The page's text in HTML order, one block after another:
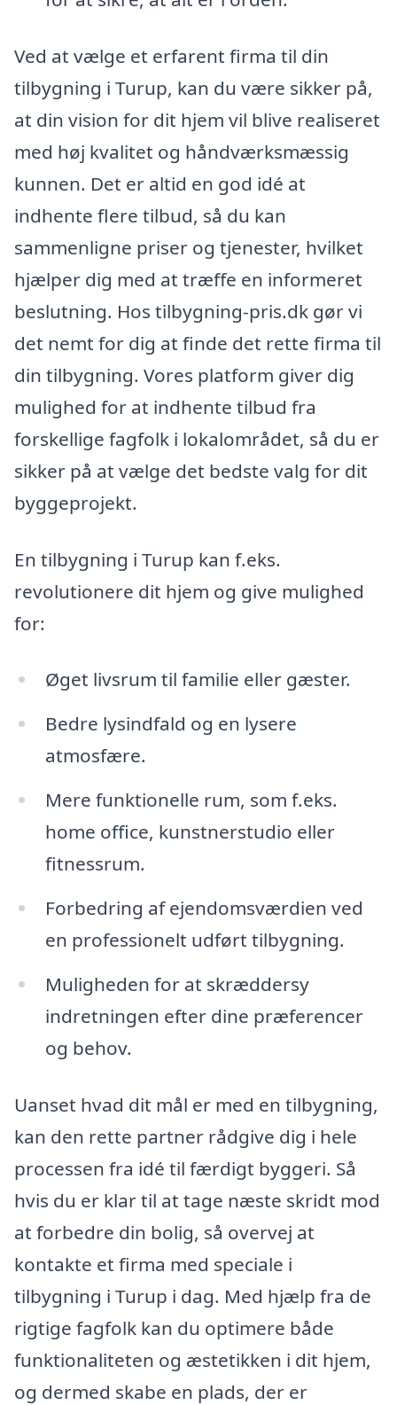
Ved at vælge et erfarent firma til din
tilbygning i Turup, kan du være sikker på,
at din vision for dit hjem vil blive realiseret
med høj kvalitet og håndværksmæssig
kunnen. Det er altid en god idé at
indhente flere tilbud, så du kan
sammenligne priser og tjenester, hvilket
hjælper dig med at træffe en informeret
beslutning. Hos tilbygning-pris.dk gør vi
det nemt for dig at finde det rette firma til
din tilbygning. Vores platform giver dig
mulighed for at indhente tilbud fra
forskellige fagfolk i lokalområdet, så du er
sikker på at vælge det bedste valg for dit
byggeprojekt.
En tilbygning i Turup kan f.eks.
revolutionere dit hjem og give mulighed
for:
Øget livsrum til familie eller gæster.
Bedre lysindfald og en lysere
atmosfære.
Mere funktionelle rum, som f.eks.
home office, kunstnerstudio eller
fitnessrum.
Forbedring af ejendomsværdien ved
en professionelt udført tilbygning.
Muligheden for at skræddersy
indretningen efter dine præferencer
og behov.
Uanset hvad dit mål er med en tilbygning,
kan den rette partner rådgive dig i hele
processen fra idé til færdigt byggeri. Så
hvis du er klar til at tage næste skridt mod
at forbedre din bolig, så overvej at
kontakte et firma med speciale i
tilbygning i Turup i dag. Med hjælp fra de
rigtige fagfolk kan du optimere både
funktionaliteten og æstetikken i dit hjem,
og dermed skabe en plads, der er